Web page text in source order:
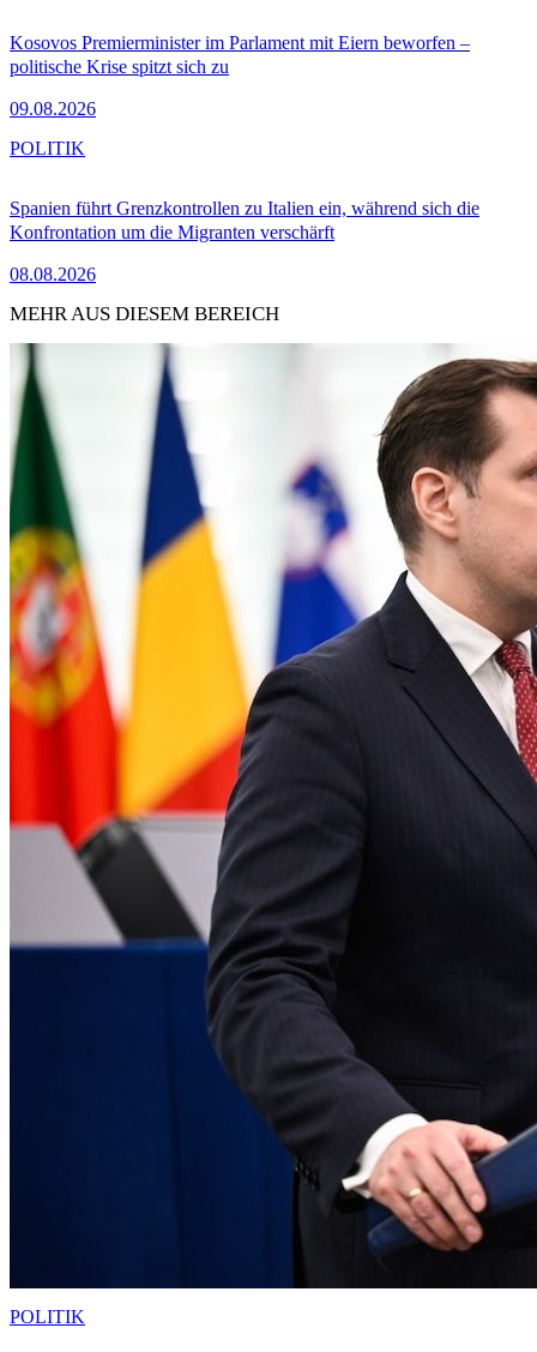
Kosovos Premierminister im Parlament mit Eiern beworfen –
politische Krise spitzt sich zu
09.08.2026
Spanien führt Grenzkontrollen zu Italien ein, während sich die
Konfrontation um die Migranten verschärft
08.08.2026
POLITIK
MEHR AUS DIESEM BEREICH
POLITIK